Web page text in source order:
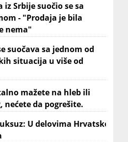
iz Srbije suočio se sa
- "Prodaja je bila
nema"
suočava sa jednom od
situacija u više od
mažete na hleb ili
nećete da pogrešite.
U delovima Hrvatske